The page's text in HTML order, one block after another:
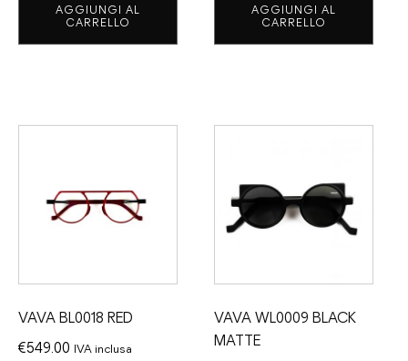
AGGIUNGI AL
CARRELLO
AGGIUNGI AL
CARRELLO
VAVA BL0018 RED
€549.00 IVA inclusa
VAVA WL0009 BLACK
MATTE